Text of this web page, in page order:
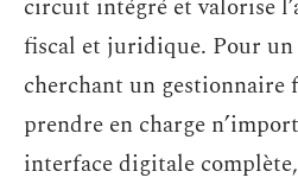
circuit intégré et valorise
fiscal et juridique. Pour
cherchant un gestionnaire
prendre en charge
interface digitale